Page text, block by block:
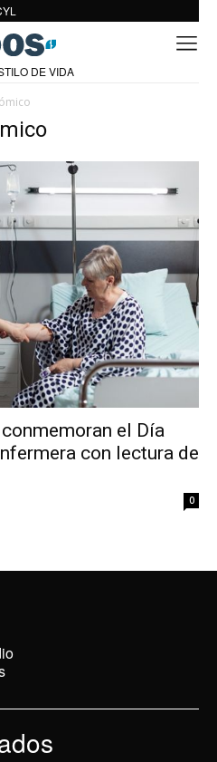
DE VIDA
el Día
con lectura de
0